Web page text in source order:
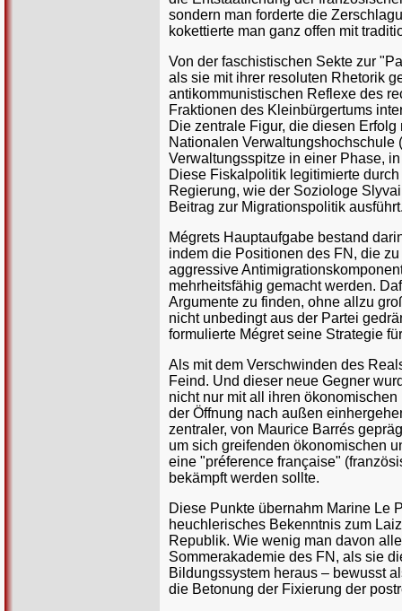
sondern man forderte die
kokettierte man ganz offen mit
Von der faschistischen Sekte zur
als sie mit ihrer resoluten Rhetorik
antikommunistischen Reflexe des
Fraktionen des Kleinbürgertums
Die zentrale Figur, die diesen
Nationalen
Verwaltungsspitze in einer Phase,
Diese Fiskalpolitik legitimierte
Regierung, wie der Soziologe
Beitrag zur Migrationspolitik
Mégrets Hauptaufgabe bestand
indem die Positionen des FN, die
aggressive
mehrheitsfähig gemacht werden.
Argumente zu finden, ohne allzu
nicht unbedingt aus der Partei
formulierte Mégret seine Strategie
Als mit dem Verschwinden des
Feind. Und dieser neue Gegner
nicht nur mit all ihren
der Öffnung nach außen
zentraler, von Maurice Barrés
um sich greifenden ökonomischen
eine "préference française"
bekämpft werden sollte.
Diese Punkte übernahm Marine Le
heuchlerisches Bekenntnis zum
Republik. Wie wenig man davon
Sommerakademie des FN, als sie
Bildungssystem heraus – bewusst
die Betonung der Fixierung der